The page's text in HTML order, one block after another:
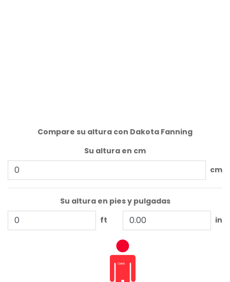
Compare su altura con Dakota Fanning
Su altura en cm
cm
Su altura en pies y pulgadas
ft
in